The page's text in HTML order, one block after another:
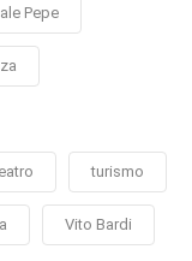
Pepe
turismo
Vito Bardi